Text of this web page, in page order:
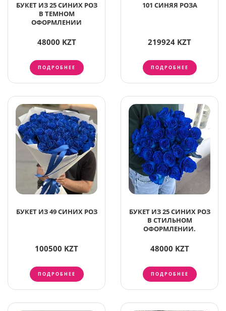
БУКЕТ ИЗ 25 СИНИХ РОЗ
В ТЕМНОМ
ОФОРМЛЕНИИ
48000 KZT
ПОДРОБНЕЕ
101 СИНЯЯ РОЗА
219924 KZT
ПОДРОБНЕЕ
БУКЕТ ИЗ 49 СИНИХ РОЗ
100500 KZT
ПОДРОБНЕЕ
БУКЕТ ИЗ 25 СИНИХ РОЗ
В СТИЛЬНОМ
ОФОРМЛЕНИИ.
48000 KZT
ПОДРОБНЕЕ